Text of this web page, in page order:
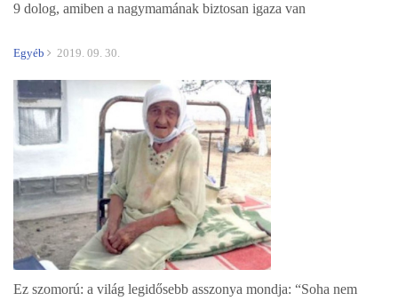
9 dolog, amiben a nagymamának biztosan igaza van
Egyéb 2019. 09. 30.
Ez szomorú: a világ legidősebb asszonya mondja: “Soha nem